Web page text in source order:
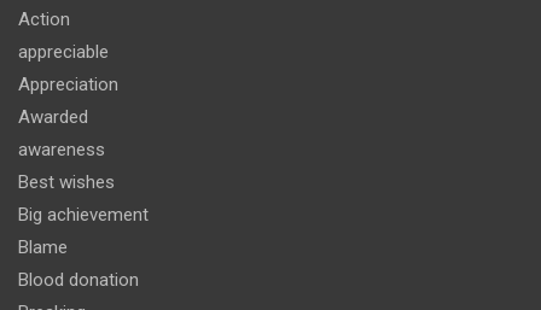
Action
appreciable
Appreciation
Awarded
awareness
Best wishes
Big achievement
Blame
Blood donation